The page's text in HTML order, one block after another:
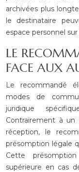
archivées plus
le destinataire
espace personnel
LE
FACE AUX
Le recommandé
modes de
juridique
Contrairement à
réception, le
présomption légale
Cette
supérieure en cas